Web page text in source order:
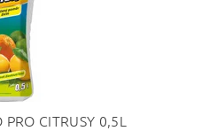
CITRUSY 0,5L